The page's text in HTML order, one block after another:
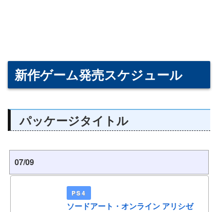
新作ゲーム発売スケジュール
パッケージタイトル
07/09
PS4
ソードアート・オンライン アリシゼ